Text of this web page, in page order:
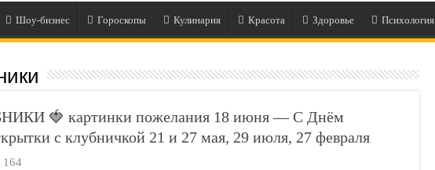
Шоу-бизнес Гороскопы Кулинария Красота Здоровье Психология
🍓 картинки пожелания 18 июня — С Днём
с клубничкой 21 и 27 мая, 29 июля, 27 февраля
164